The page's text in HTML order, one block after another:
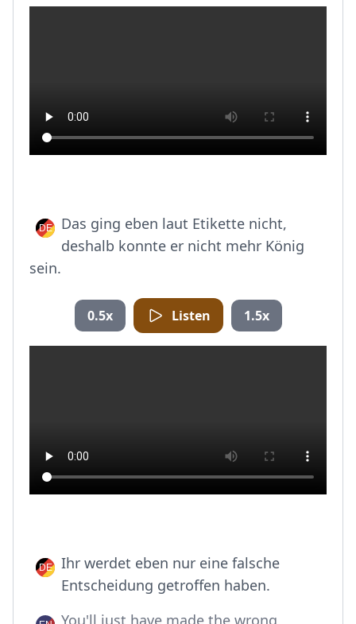
Das ging eben laut Etikette nicht,
deshalb konnte er nicht mehr König
sein.
0.5x Listen 1.5x
Ihr werdet eben nur eine falsche
Entscheidung getroffen haben.
You'll just have made the wrong